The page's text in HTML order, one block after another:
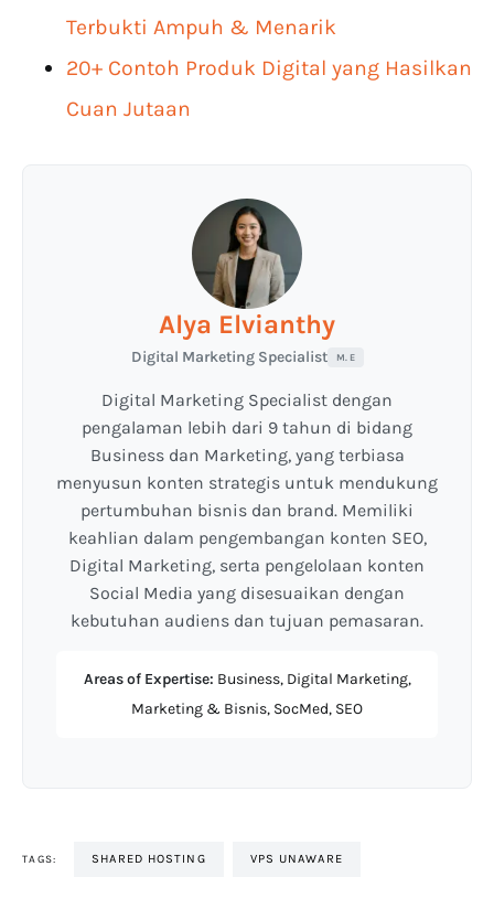
Terbukti Ampuh & Menarik
20+ Contoh Produk Digital yang Hasilkan
Cuan Jutaan
Alya Elvianthy
Digital Marketing Specialist M. E
Digital Marketing Specialist dengan
pengalaman lebih dari 9 tahun di bidang
Business dan Marketing, yang terbiasa
menyusun konten strategis untuk mendukung
pertumbuhan bisnis dan brand. Memiliki
keahlian dalam pengembangan konten SEO,
Digital Marketing, serta pengelolaan konten
Social Media yang disesuaikan dengan
kebutuhan audiens dan tujuan pemasaran.
Areas of Expertise: Business, Digital Marketing,
Marketing & Bisnis, SocMed, SEO
TAGS: SHARED HOSTING VPS UNAWARE